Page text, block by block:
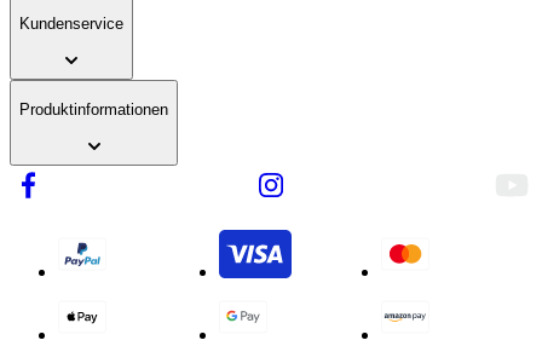
Kundenservice
Produktinformationen